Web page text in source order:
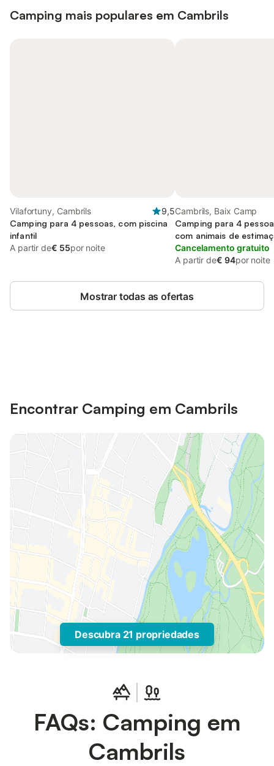
Camping mais populares em Cambrils
Vilafortuny, Cambrils
9,5
Camping para 4 pessoas, com piscina
infantil
A partir de€ 55por noite
Cambrils, Baix Camp
Camping para 4
com animais de
Cancelamento gratuito
A partir de€ 94por noite
Mostrar todas as ofertas
Encontrar Camping em Cambrils
Descubra 21 propriedades
FAQs: Camping em
Cambrils